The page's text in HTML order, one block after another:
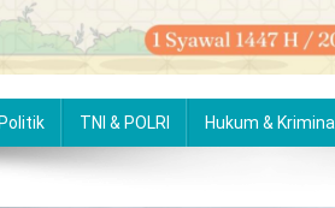
Politik TNI & POLRI Hukum & Kriminal